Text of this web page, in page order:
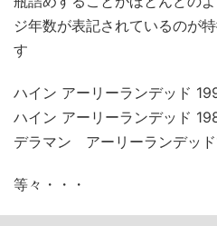
ジ年数が表記されているのが
す
ハイン アーリーランデッド
ハイン アーリーランデッド
デラマン アーリーランデッ
等々・・・